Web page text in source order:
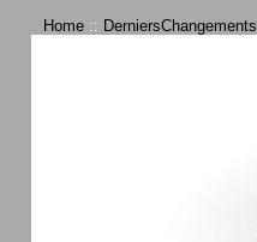
Home :: DerniersChangements